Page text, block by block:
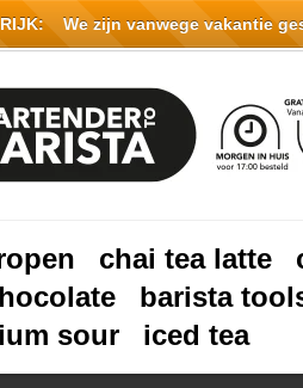
chai tea latte
barista
sour
iced tea
We zijn vanwege vakantie